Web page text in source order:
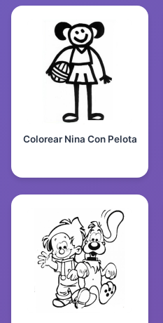
Colorear Nina Con Pelota